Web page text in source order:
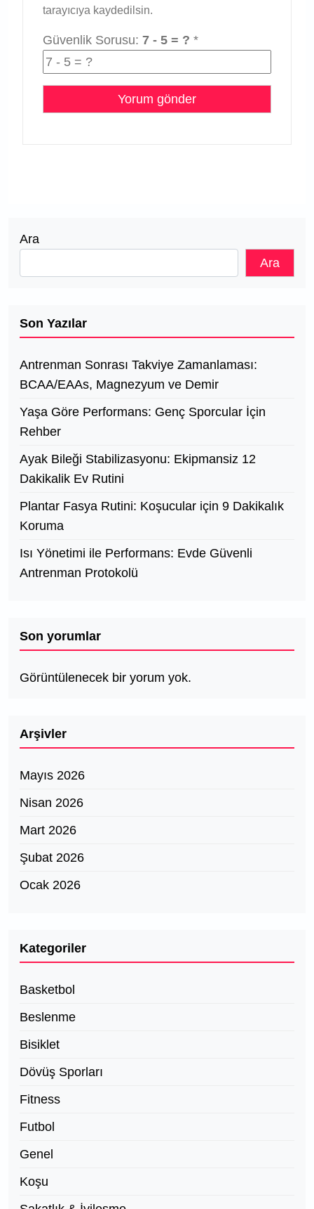
tarayıcıya kaydedilsin.
Güvenlik Sorusu: 7 - 5 = ? *
Ara
Ara
Son Yazılar
Antrenman Sonrası Takviye Zamanlaması:
BCAA/EAAs, Magnezyum ve Demir
Yaşa Göre Performans: Genç Sporcular İçin
Rehber
Ayak Bileği Stabilizasyonu: Ekipmansiz 12
Dakikalik Ev Rutini
Plantar Fasya Rutini: Koşucular için 9 Dakikalık
Koruma
Isı Yönetimi ile Performans: Evde Güvenli
Antrenman Protokolü
Son yorumlar
Görüntülenecek bir yorum yok.
Arşivler
Mayıs 2026
Nisan 2026
Mart 2026
Şubat 2026
Ocak 2026
Kategoriler
Basketbol
Beslenme
Bisiklet
Dövüş Sporları
Fitness
Futbol
Genel
Koşu